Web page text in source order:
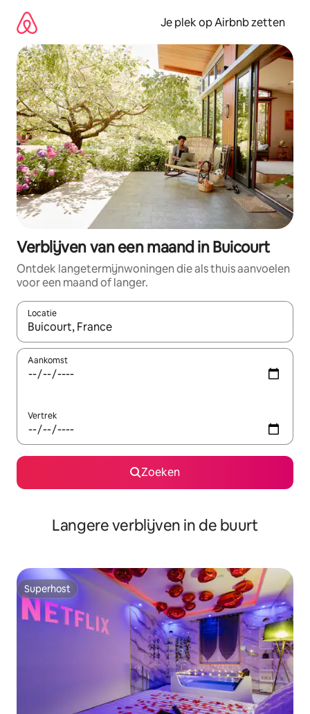
direct
naar
inhoud
Je plek op Airbnb zetten
Verblijven van een maand in Buicourt
Ontdek langetermijnwoningen die als thuis aanvoelen
voor een maand of langer.
Locatie
Wanneer er resultaten beschikbaar zijn, maak je een keuze
Aankomst
Vertrek
Zoeken
Langere verblijven in de buurt
Superhost
Superhost